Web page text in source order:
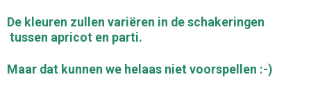
De kleuren zullen variëren in de schakeringen
tussen apricot en parti.
Maar dat kunnen we helaas niet voorspellen :-)